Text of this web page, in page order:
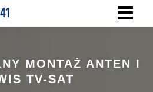
MONTAŻ ANTEN I
TV-SAT